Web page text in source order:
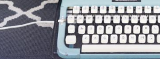
Untermenü
Untermenü